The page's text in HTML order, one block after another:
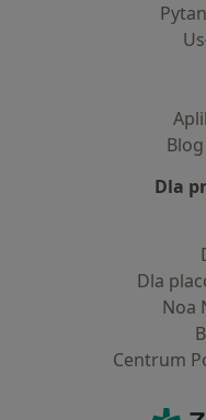
Dla
Dla
Noa
Centrum